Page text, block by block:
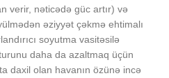
verir, nəticədə güc artır) və
əziyyət çəkmə ehtimalı
soyutma vasitəsilə
daha da azaltmaq üçün
daxil olan havanın özünə incə